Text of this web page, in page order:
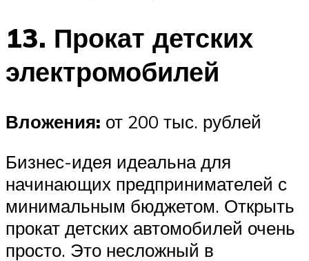
13. Прокат детских
электромобилей
Вложения: от 200 тыс. рублей
Бизнес-идея идеальна для
начинающих предпринимателей с
минимальным бюджетом. Открыть
прокат детских автомобилей очень
просто. Это несложный в